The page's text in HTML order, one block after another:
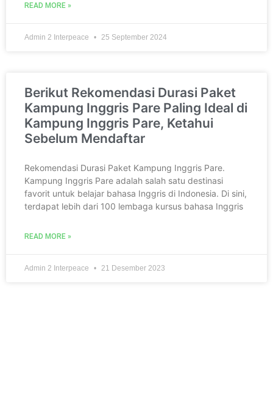
READ MORE »
Admin 2 Interpeace 25 September 2024
Berikut Rekomendasi Durasi Paket
Kampung Inggris Pare Paling Ideal di
Kampung Inggris Pare, Ketahui
Sebelum Mendaftar
Rekomendasi Durasi Paket Kampung Inggris Pare.
Kampung Inggris Pare adalah salah satu destinasi
favorit untuk belajar bahasa Inggris di Indonesia. Di sini,
terdapat lebih dari 100 lembaga kursus bahasa Inggris
READ MORE »
Admin 2 Interpeace 21 Desember 2023